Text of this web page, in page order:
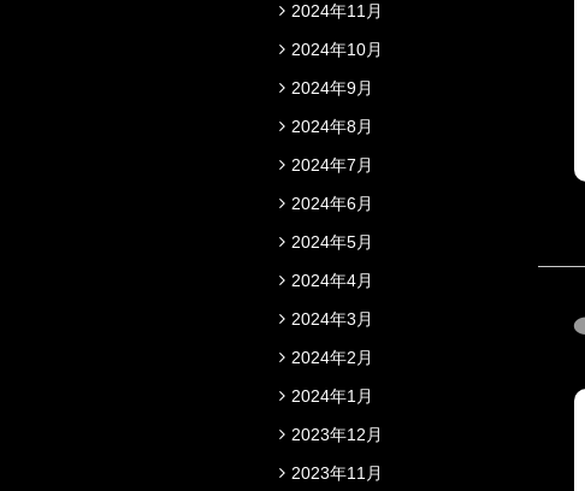
2024年11月
2024年10月
2024年9月
2024年8月
2024年7月
2024年6月
2024年5月
2024年4月
2024年3月
2024年2月
2024年1月
2023年12月
2023年11月